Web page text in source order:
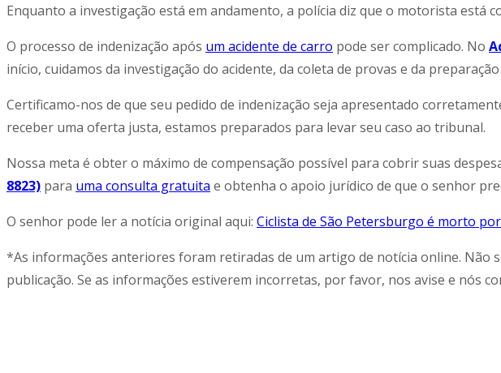
Enquanto a investigação está em andamento, a polícia diz que o motorista está
O processo de indenização após um acidente de carro pode ser complicado. No
início, cuidamos da investigação do acidente, da coleta de provas e da
Certificamo-nos de que seu pedido de indenização seja apresentado
receber uma oferta justa, estamos preparados para levar seu caso ao tribunal.
Nossa meta é obter o máximo de compensação possível para cobrir suas
8823) para uma consulta gratuita e obtenha o apoio jurídico de que o senhor
O senhor pode ler a notícia original aqui: Ciclista de São Petersburgo é morto
*As informações anteriores foram retiradas de um artigo de notícia online. Não
publicação. Se as informações estiverem incorretas, por favor, nos avise e nós